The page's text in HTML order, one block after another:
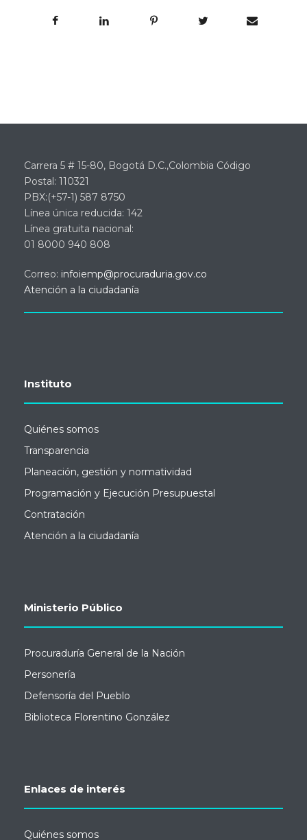
Carrera 5 # 15-80, Bogotá D.C.,Colombia Código
Postal: 110321
PBX:(+57-1) 587 8750
Línea única reducida: 142
Línea gratuita nacional:
01 8000 940 808
Correo: infoiemp@procuraduria.gov.co
Atención a la ciudadanía
Instituto
Quiénes somos
Transparencia
Planeación, gestión y normatividad
Programación y Ejecución Presupuestal
Contratación
Atención a la ciudadanía
Ministerio Público
Procuraduría General de la Nación
Personería
Defensoría del Pueblo
Biblioteca Florentino González
Enlaces de interés
Quiénes somos